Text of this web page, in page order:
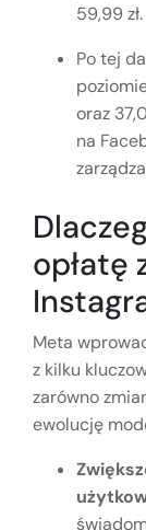
59,99 zł.
Po tej
oraz
na
opłatę
Meta
z kilku
zarówno
ewolucję